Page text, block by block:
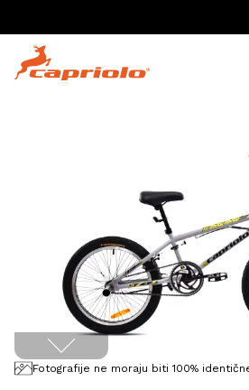
Fotografije ne moraju biti 100%